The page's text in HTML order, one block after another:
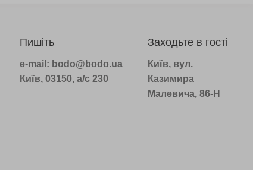
Пишіть
e-mail: bodo@bodo.ua
Київ, 03150, а/с 230
Заходьте в гості
Київ, вул.
Казимира
Малевича, 86-Н